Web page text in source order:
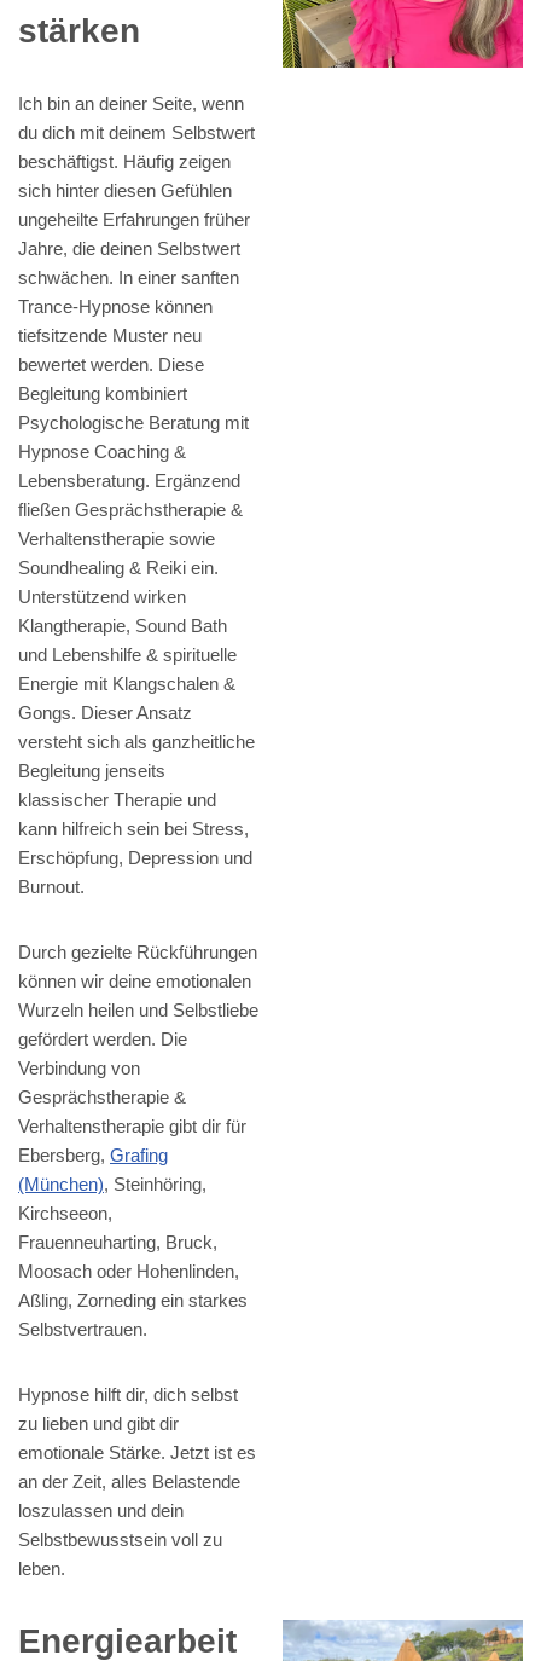
stärken
Ich bin an deiner Seite, wenn
du dich mit deinem Selbstwert
beschäftigst. Häufig zeigen
sich hinter diesen Gefühlen
ungeheilte Erfahrungen früher
Jahre, die deinen Selbstwert
schwächen. In einer sanften
Trance-Hypnose können
tiefsitzende Muster neu
bewertet werden. Diese
Begleitung kombiniert
Psychologische Beratung mit
Hypnose Coaching &
Lebensberatung. Ergänzend
fließen Gesprächstherapie &
Verhaltenstherapie sowie
Soundhealing & Reiki ein.
Unterstützend wirken
Klangtherapie, Sound Bath
und Lebenshilfe & spirituelle
Energie mit Klangschalen &
Gongs. Dieser Ansatz
versteht sich als ganzheitliche
Begleitung jenseits
klassischer Therapie und
kann hilfreich sein bei Stress,
Erschöpfung, Depression und
Burnout.
Durch gezielte Rückführungen
können wir deine emotionalen
Wurzeln heilen und Selbstliebe
gefördert werden. Die
Verbindung von
Gesprächstherapie &
Verhaltenstherapie gibt dir für
Ebersberg, Grafing
(München), Steinhöring,
Kirchseeon,
Frauenneuharting, Bruck,
Moosach oder Hohenlinden,
Aßling, Zorneding ein starkes
Selbstvertrauen.
Hypnose hilft dir, dich selbst
zu lieben und gibt dir
emotionale Stärke. Jetzt ist es
an der Zeit, alles Belastende
loszulassen und dein
Selbstbewusstsein voll zu
leben.
Energiearbeit